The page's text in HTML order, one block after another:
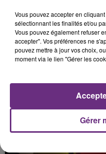
14h39
L'INSPECTION DU
L'ORDRE SUR LES
s'est avéré être plus
l'inspection du Travail
les conditions de...
Vous pouvez accepter en
sélectionnant les finalités et/ou
Vous pouvez également refuser
accepter". Vos préférences ne
pouvez mettre à jour vos choix,
moment via le lien "Gérer les
Gérer